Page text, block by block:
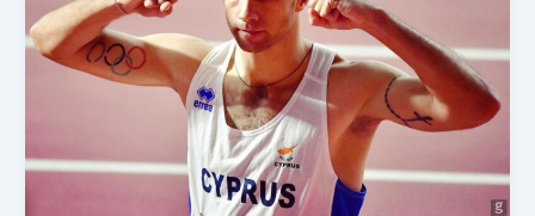
dan
Milan
Trajkovic
kemitraan!